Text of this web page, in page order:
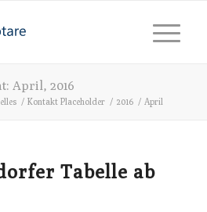
April, 2016
/ Kontakt Placeholder / 2016 / April
Tabelle ab